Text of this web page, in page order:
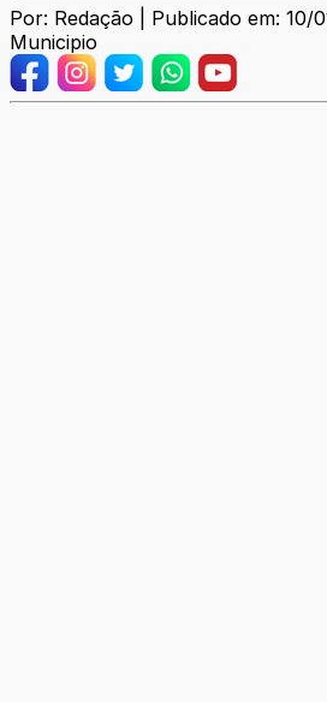
Por: Redação | Publicado em: 10/
Municipio